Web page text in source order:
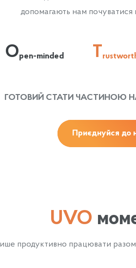
допомагають нам почуватися
Open-minded T
ГОТОВИЙ СТАТИ ЧАСТИНОЮ
Приєднуйся до
UVO
продуктивно працювати разом,